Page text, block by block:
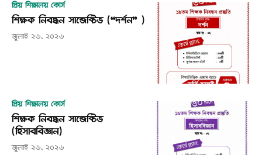
প্রিয় শিক্ষালয় কোর্স
শিক্ষক নিবন্ধন সাব্জেক্টিভ (“দর্শন” )
জুলাই ২৬, ২০২৬
প্রিয় শিক্ষালয় কোর্স
শিক্ষক নিবন্ধন সাব্জেক্টিভ
(হিসাববিজ্ঞান)
জুলাই ২৬, ২০২৬